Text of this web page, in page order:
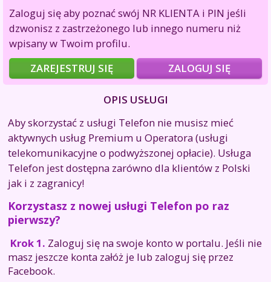
Zaloguj się aby poznać swój NR KLIENTA i PIN jeśli
dzwonisz z zastrzeżonego lub innego numeru niż
wpisany w Twoim profilu.
ZAREJESTRUJ SIĘ
ZALOGUJ SIĘ
OPIS USŁUGI
Aby skorzystać z usługi Telefon nie musisz mieć
aktywnych usług Premium u Operatora (usługi
telekomunikacyjne o podwyższonej opłacie). Usługa
Telefon jest dostępna zarówno dla klientów z Polski
jak i z zagranicy!
Korzystasz z nowej usługi Telefon po raz
pierwszy?
Krok 1. Zaloguj się na swoje konto w portalu. Jeśli nie
masz jeszcze konta załóż je lub zaloguj się przez
Facebook.